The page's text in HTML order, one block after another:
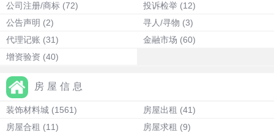
公司注册/商标 (72) 投诉检举 (12)
公告声明 (2) 寻人/寻物 (3)
代理记账 (31) 金融市场 (60)
增资验资 (40)
房屋信息
装饰材料城 (1561) 房屋出租 (41)
房屋合租 (11) 房屋求租 (9)